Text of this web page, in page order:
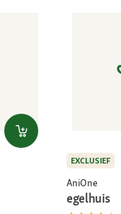
EXCLUSIEF
AniOne
egelhuis